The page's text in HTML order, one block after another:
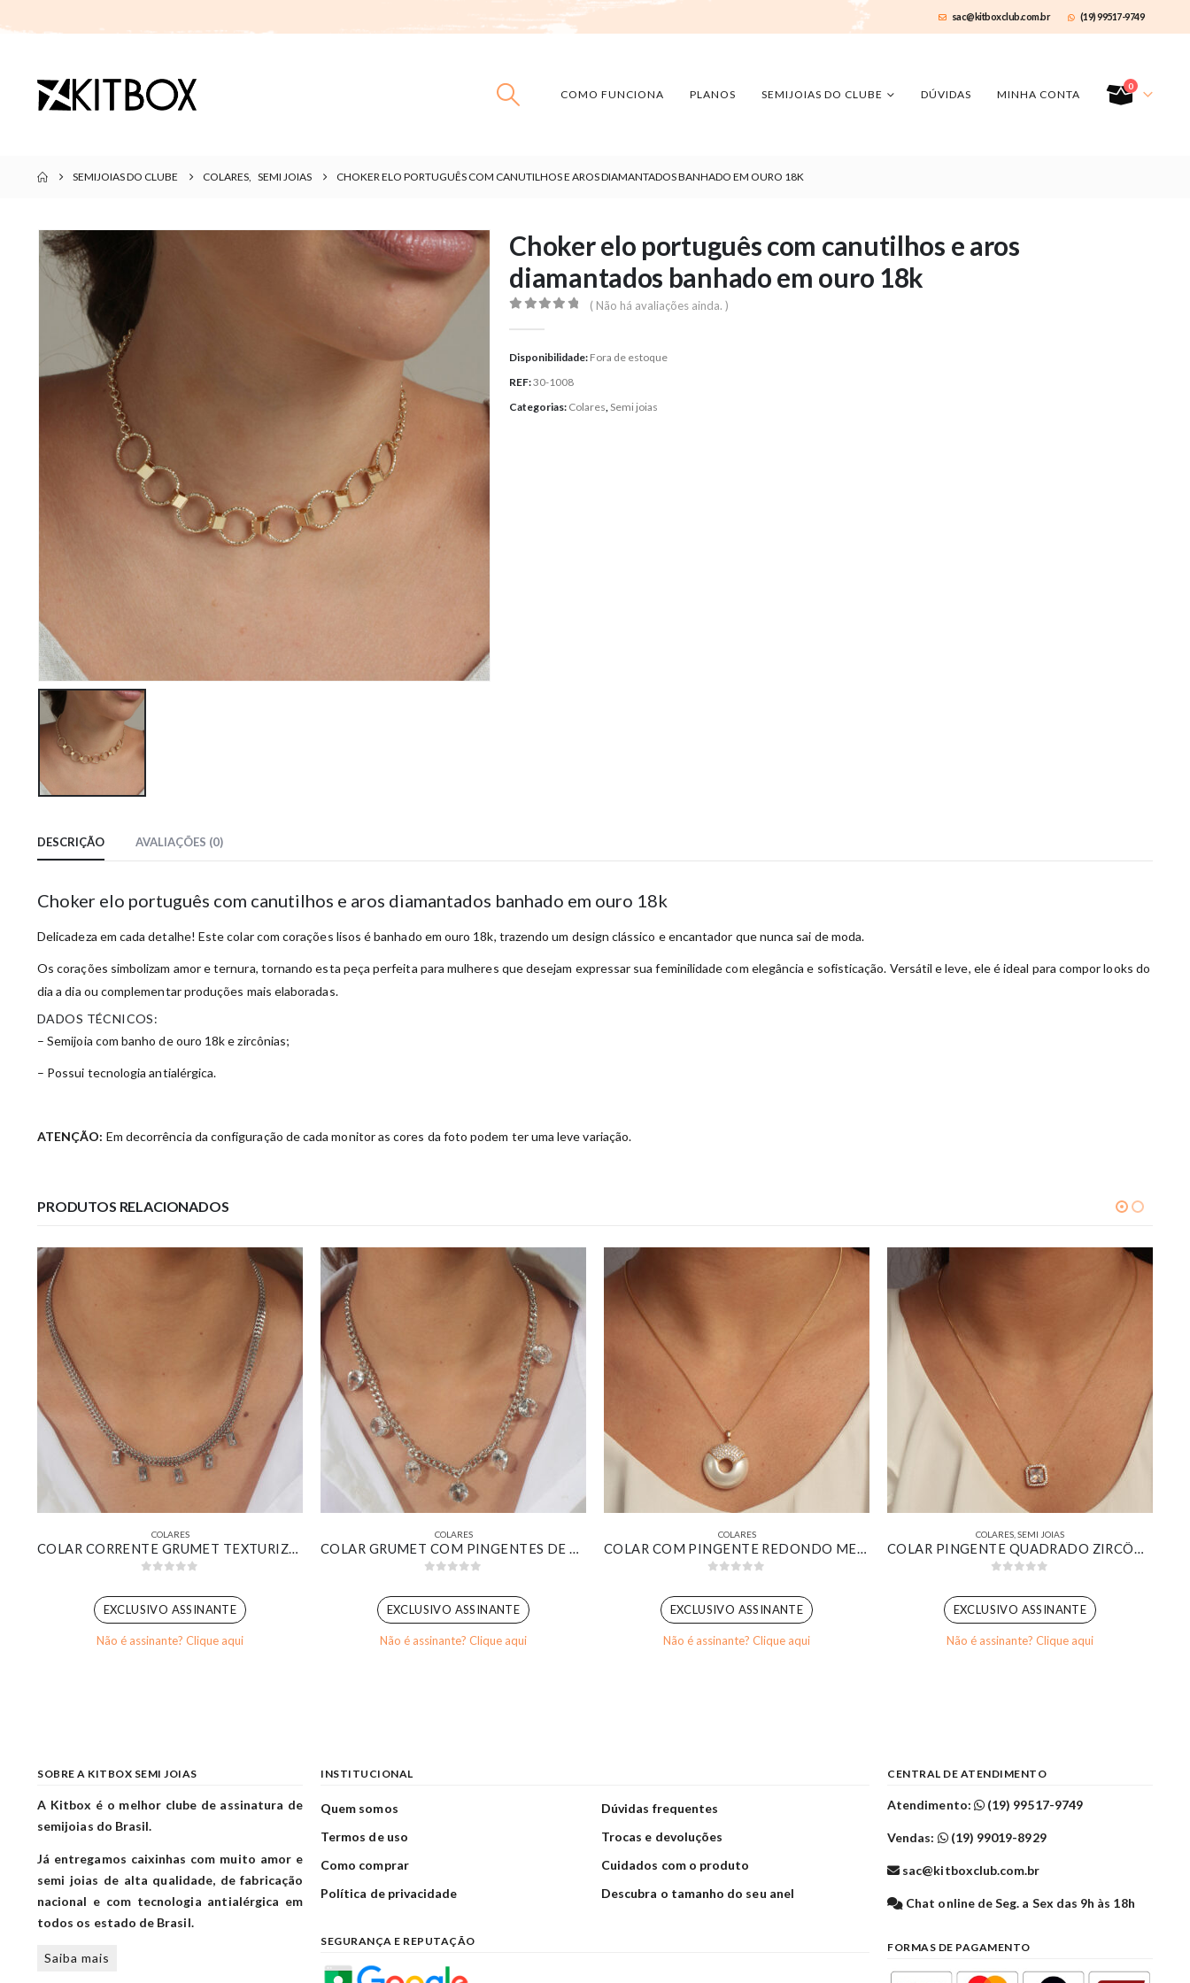
sac@kitboxclub.com.br (19) 99517-9749
COMO FUNCIONA PLANOS SEMIJOIAS DO CLUBE DÚVIDAS MINHA CONTA
0
SEMIJOIAS DO CLUBE COLARES, SEMI JOIAS CHOKER ELO PORTUGUÊS COM CANUTILHOS E AROS DIAMANTADOS BANHADO EM OURO 18K
Choker elo português com canutilhos e aros
diamantados banhado em ouro 18k
( Não há avaliações ainda. )
Disponibilidade: Fora de estoque
REF:30-1008
Categorias: Colares ,Semi joias
DESCRIÇÃO AVALIAÇÕES (0)
Choker elo português com canutilhos e aros diamantados banhado em ouro 18k
Delicadeza em cada detalhe! Este colar com corações lisos é banhado em ouro 18k, trazendo um design clássico e encantador que nunca sai de moda.
Os corações simbolizam amor e ternura, tornando esta peça perfeita para mulheres que desejam expressar sua feminilidade com elegância e sofisticação. Versátil e leve, ele é ideal para compor looks do
dia a dia ou complementar produções mais elaboradas.
DADOS TÉCNICOS:
– Semijoia com banho de ouro 18k e zircônias;
– Possui tecnologia antialérgica.
ATENÇÃO: Em decorrência da configuração de cada monitor as cores da foto podem ter uma leve variação.
PRODUTOS RELACIONADOS
COLARES
COLAR CORRENTE GRUMET TEXTURIZADA COM PINGENTES RETANGULARES CRISTAL BANHADO EM OURO BRANCO
EXCLUSIVO ASSINANTE
Não é assinante? Clique aqui
COLARES
COLAR GRUMET COM PINGENTES DE GOTAS E REDONDOS COM ZIRCÔNIAS CRISTAIS BANHADO EM OURO BRANCO
EXCLUSIVO ASSINANTE
Não é assinante? Clique aqui
COLARES
COLAR COM PINGENTE REDONDO MEIO PÉROLA MEIO CRAVEJADO BANHADO EM OURO 18K
EXCLUSIVO ASSINANTE
Não é assinante? Clique aqui
COLARES SEMI JOIAS
COLAR PINGENTE QUADRADO ZIRCÔNIA CRISTAL CRAVEJADO BANHADO EM OURO 18K
EXCLUSIVO ASSINANTE
Não é assinante? Clique aqui
SOBRE A KITBOX SEMI JOIAS
A Kitbox é o melhor clube de assinatura de
semijoias do Brasil.
Já entregamos caixinhas com muito amor e
semi joias de alta qualidade, de fabricação
nacional e com tecnologia antialérgica em
todos os estado de Brasil.
Saiba mais
INSTITUCIONAL
Quem somos
Termos de uso
Como comprar
Política de privacidade
Dúvidas frequentes
Trocas e devoluções
Cuidados com o produto
Descubra o tamanho do seu anel
SEGURANÇA E REPUTAÇÃO
CENTRAL DE ATENDIMENTO
Atendimento: (19) 99517-9749
Vendas: (19) 99019-8929
sac@kitboxclub.com.br
Chat online de Seg. a Sex das 9h às 18h
FORMAS DE PAGAMENTO